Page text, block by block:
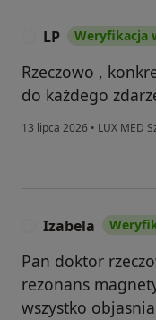
LP Weryfikacja
Rzeczowo ,
do każdego
13 lipca 2026 • LUX MED
Izabela
Pan doktor
rezonans
wszystko